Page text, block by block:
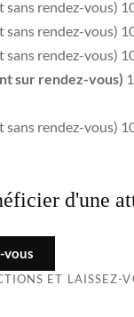
sans rendez-vous)
sans rendez-vous)
sans rendez-vous)
sur rendez-vous)
sans rendez-vous)
d'une
vous
ET LAISSEZ-